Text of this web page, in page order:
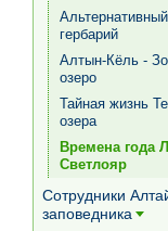
Альтернативный
гербарий
Алтын-Кёль -
озеро
Тайная жизнь
озера
Времена года
Светлояр
Сотрудники
заповедника